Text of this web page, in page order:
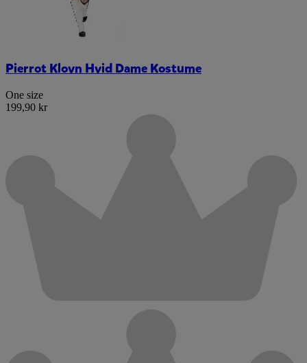
Pierrot Klovn Hvid Dame Kostume
One size
199,90 kr